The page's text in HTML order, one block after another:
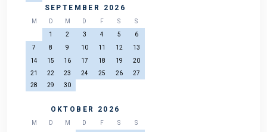
SEPTEMBER 2026
M D M D F S
S
1
2 3 4 5
6
7
8 9 10 11 12
13
14
15 16 17 18 19
20
21
22 23 24 25 26
27
28
29 30
OKTOBER 2026
M D M D F S S